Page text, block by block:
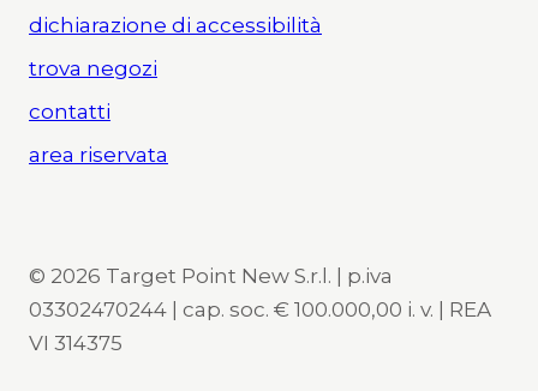
dichiarazione di accessibilità
trova negozi
contatti
area riservata
© 2026 Target Point New S.r.l. | p.iva
03302470244 | cap. soc. € 100.000,00 i. v. | REA
VI 314375